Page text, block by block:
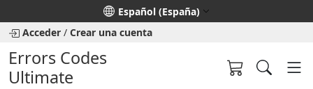
Seleccione su idioma
Español (España)
Acceder / Crear una cuenta
Errors Codes
Ultimate